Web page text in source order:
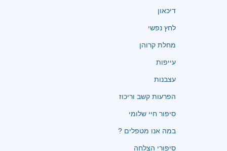
דיכאון
לחץ נפשי
מחלת קרוהן
עייפות
עצבנות
הפרעות קשב וריכוז
סיפור חיי שלומי
במה אנו מטפלים ?
סיפורי הצלחה